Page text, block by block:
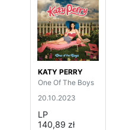
KATY PERRY
One Of The Boys
20.10.2023
LP
140,89 zł